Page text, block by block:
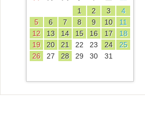
1
2 3
4
5
6 7 8 9 10
11
12
13 14 15 16 17
18
19
20 21 22 23 24
25
26
27 28 29 30 31